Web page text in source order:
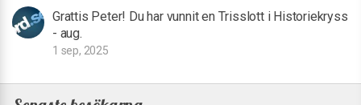
Grattis Peter! Du har vunnit en Trisslott i Historiekryss
- aug.
1 sep, 2025